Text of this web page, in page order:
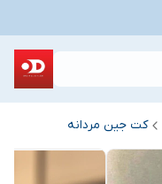
کت جین مردانه